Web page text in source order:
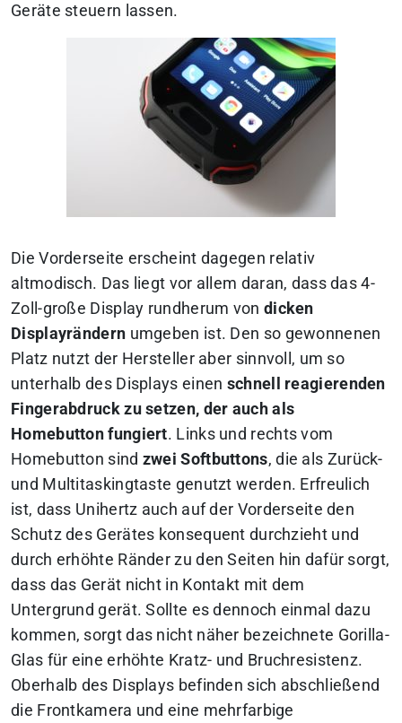
Geräte steuern lassen.
Die Vorderseite erscheint dagegen relativ
altmodisch. Das liegt vor allem daran, dass das 4-
Zoll-große Display rundherum von dicken
Displayrändern umgeben ist. Den so gewonnenen
Platz nutzt der Hersteller aber sinnvoll, um so
unterhalb des Displays einen schnell reagierenden
Fingerabdruck zu setzen, der auch als
Homebutton fungiert. Links und rechts vom
Homebutton sind zwei Softbuttons, die als Zurück-
und Multitaskingtaste genutzt werden. Erfreulich
ist, dass Unihertz auch auf der Vorderseite den
Schutz des Gerätes konsequent durchzieht und
durch erhöhte Ränder zu den Seiten hin dafür sorgt,
dass das Gerät nicht in Kontakt mit dem
Untergrund gerät. Sollte es dennoch einmal dazu
kommen, sorgt das nicht näher bezeichnete Gorilla-
Glas für eine erhöhte Kratz- und Bruchresistenz.
Oberhalb des Displays befinden sich abschließend
die Frontkamera und eine mehrfarbige